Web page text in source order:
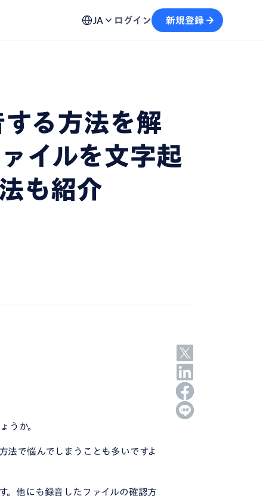
約から文字起こしの流れがスムーズに
方法、不具合の解決策など各種お問い合わせ窓口を
JA ログイン 新規登録
る方法を解
イルを文字起
も紹介
うか。
法で悩んでしまうことも多いですよ
。他にも録音したファイルの確認方